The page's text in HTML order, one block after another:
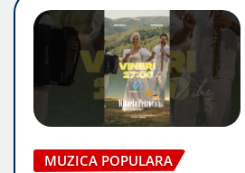
MUZICA POPULARA